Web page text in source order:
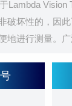
Lambda Vision
破坏性的，因
地进行测量。